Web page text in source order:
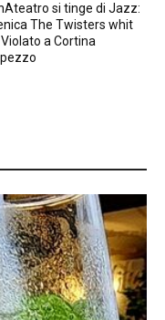
si tinge di Jazz:
The Twisters whit
a Cortina